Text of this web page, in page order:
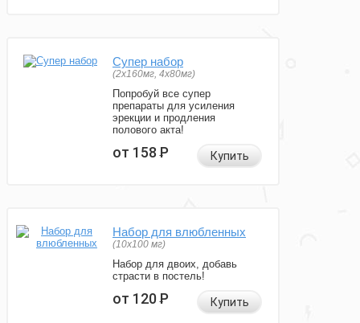
Супер набор
(2х160мг, 4х80мг)
Попробуй все супер
препараты для усиления
эрекции и продления
полового акта!
от 158Р Купить
Набор для влюбленных
(10х100 мг)
Набор для двоих, добавь
страсти в постель!
от 120Р Купить